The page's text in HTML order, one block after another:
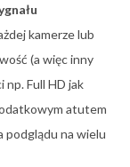
kamerze lub
(a więc inny
np. Full HD jak
atutem
podglądu na wielu